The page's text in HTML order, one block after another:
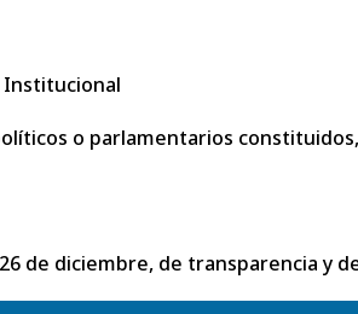
o parlamentarios
de diciembre, de transparencia y